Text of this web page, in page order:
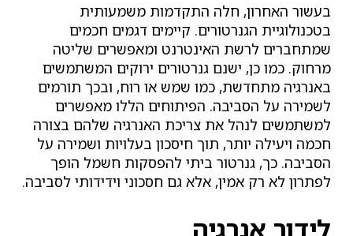
בעשור האחרון, חלה התקדמות משמעותית
בטכנולוגיית הגנרטורים. קיימים דגמים חכמים
שמתחברים לרשת האינטרנט ומאפשרים שליטה
מרחוק. כמו כן, ישנם גנרטורים ירוקים המשתמשים
באנרגיה מתחדשת, כמו שמש או רוח, ובכך תורמים
לשמירה על הסביבה. הפיתוחים הללו מאפשרים
למשתמשים לנהל את צריכת האנרגיה שלהם בצורה
חכמה ויעילה יותר, תוך חיסכון בעלויות ושמירה על
הסביבה. כך, גנרטור ביתי להפסקות חשמל הופך
לפתרון לא רק אמין, אלא גם חסכוני וידידותי לסביבה.
לידור אנרגיה